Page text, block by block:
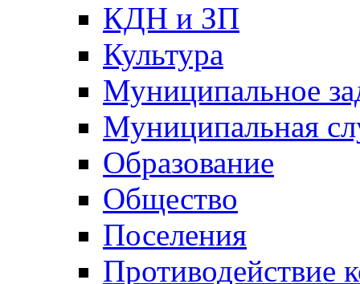
КДН и ЗП
Культура
Муниципальное
Муниципальная
Образование
Общество
Поселения
Противодействие